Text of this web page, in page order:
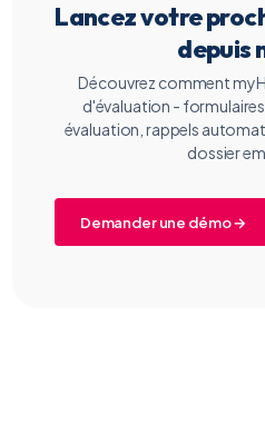
Lancez votre
depuis
Découvrez comment
d'évaluation -
évaluation, rappels
dossier
Demander une démo →